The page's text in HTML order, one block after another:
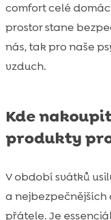
comfort celé
prostor stane
nás, tak pro naše
vzduch.
Kde
produkty
V období svátků
a nejbezpečnějších
přátele. Je